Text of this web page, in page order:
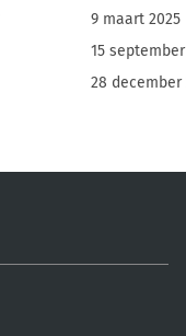
9 maart 2025
15
28 december